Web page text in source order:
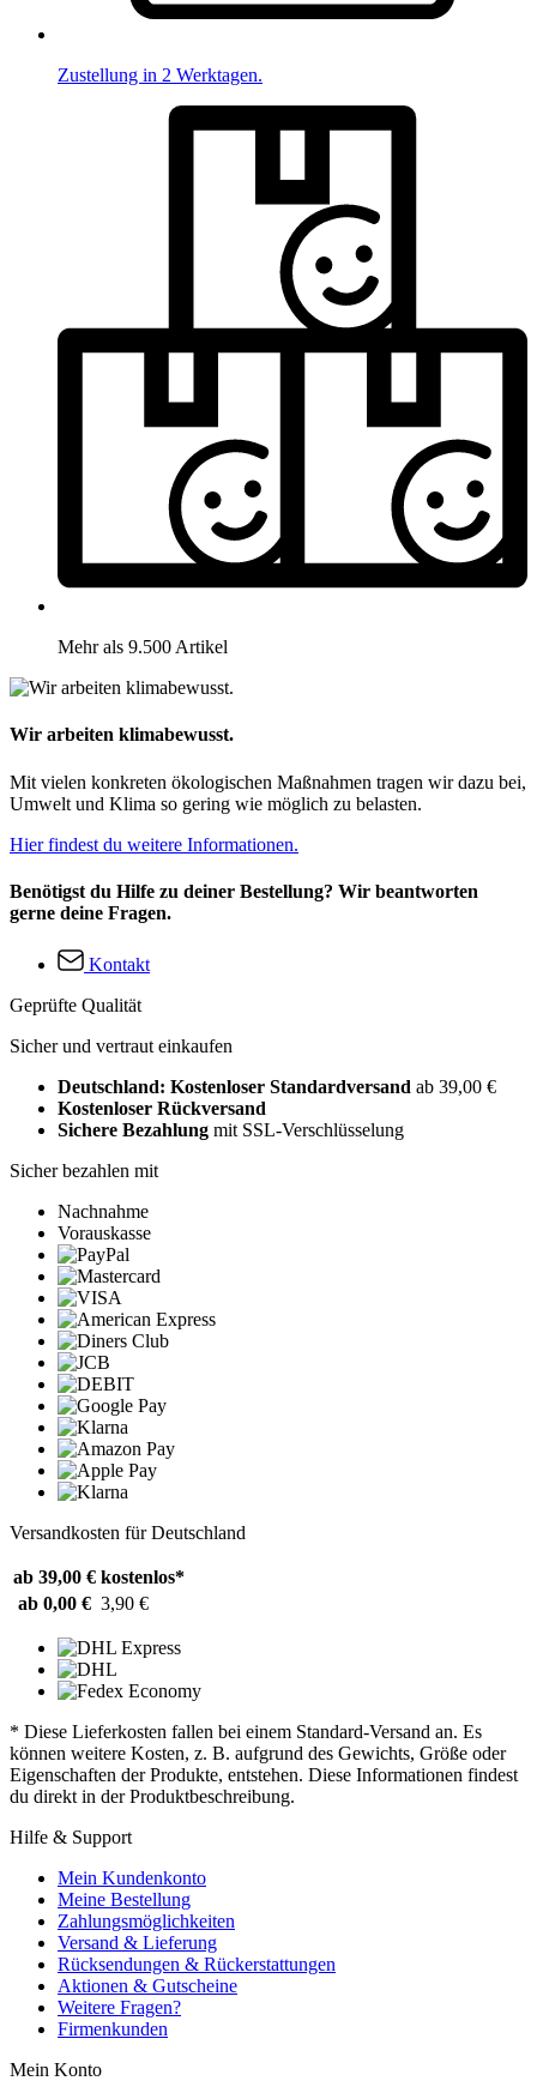
Zustellung in 2 Werktagen.
Mehr als 9.500 Artikel
Wir arbeiten klimabewusst.
Mit vielen konkreten ökologischen Maßnahmen tragen wir dazu bei,
Umwelt und Klima so gering wie möglich zu belasten.
Hier findest du weitere Informationen.
Benötigst du Hilfe zu deiner Bestellung? Wir beantworten
gerne deine Fragen.
Kontakt
Geprüfte Qualität
Sicher und vertraut einkaufen
Deutschland: Kostenloser Standardversand ab 39,00 €
Kostenloser Rückversand
Sichere Bezahlung mit SSL-Verschlüsselung
Sicher bezahlen mit
Nachnahme
Vorauskasse
Versandkosten für Deutschland
ab 39,00 € kostenlos*
ab 0,00 € 3,90 €
* Diese Lieferkosten fallen bei einem Standard-Versand an. Es
können weitere Kosten, z. B. aufgrund des Gewichts, Größe oder
Eigenschaften der Produkte, entstehen. Diese Informationen findest
du direkt in der Produktbeschreibung.
Hilfe & Support
Mein Kundenkonto
Meine Bestellung
Zahlungsmöglichkeiten
Versand & Lieferung
Rücksendungen & Rückerstattungen
Aktionen & Gutscheine
Weitere Fragen?
Firmenkunden
Mein Konto